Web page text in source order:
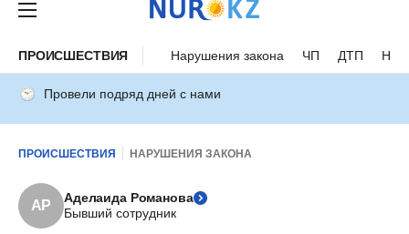
ПРОИСШЕСТВИЯ Нарушения закона ЧП ДТП
Провели подряд дней с нами
ПРОИСШЕСТВИЯ НАРУШЕНИЯ ЗАКОНА
АР
Аделаида Романова
Бывший сотрудник